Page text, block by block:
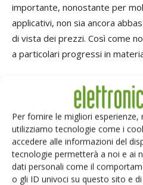
Per fornire le migliori
utilizziamo tecnologie come i
accedere alle informazioni del
tecnologie permetterà a noi e ai
dati personali come il
o gli ID univoci su questo sito e
importante, nonostante per
applicativi, non sia ancora
di vista dei prezzi. Così come
a particolari progressi in
Pensa che sul mercato della
ancora posto per un
Credo che di spazio ne sia
maggior parte del
questo sono anche convinto
parte integrante del Dna della
una valida ragione per cui un